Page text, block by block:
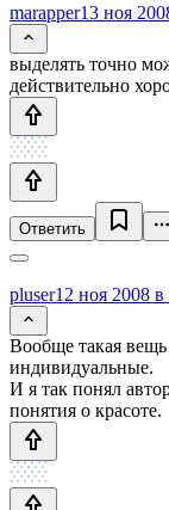
marapper13 ноя
выделять точно
действительно
Ответить
pluser12 ноя 2008 в
Вообще такая вещь
индивидуальные.
И я так понял
понятия о красоте.